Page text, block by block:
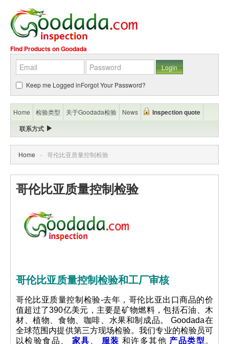
Find Products on Goodada
Keep me Logged inForgot Your Password?
Home 检验类型 关于Goodada检验 News
Inspection quote
联系方式
Home » 哥伦比亚质量控制检验
哥伦比亚质量控制检验
哥伦比亚质量控制检验和工厂审核
哥伦比亚质量控制检验-去年，哥伦比亚出口商品的价
值超过了390亿美元，主要是矿物燃料，包括石油、木
材、植物、食物、咖啡、水果和制成品。Goodada在
全球范围内提供第三方现场检验。我们专业的检验员可
以检验食品、 家具 服装 和许多其他 产品类型 。